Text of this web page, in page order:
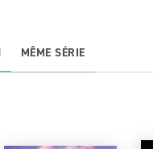
MÊME SÉRIE